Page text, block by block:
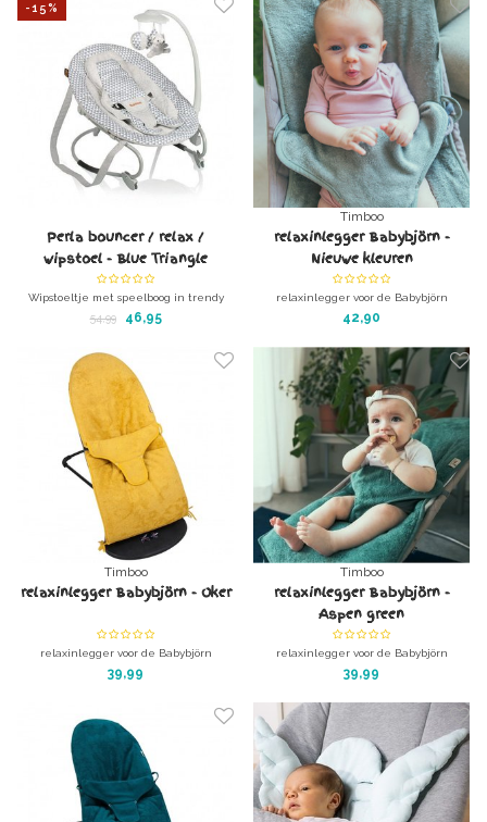
Mint
-15%
Perla bouncer / relax /
wipstoel - Blue Triangle
Wipstoeltje met speelboog in trendy
kleuren.
54,99 46,95
Timboo
relaxinlegger Babybjörn -
Nieuwe kleuren
relaxinlegger voor de Babybjörn
wipstoel, gemaakt van de geweldige
Kleur: Diverse kleuren
42,90
Timboo
relaxinlegger Babybjörn - Oker
relaxinlegger voor de Babybjörn
wipstoel, gemaakt van de geweldige
39,99
Timboo
relaxinlegger Babybjörn -
Aspen green
relaxinlegger voor de Babybjörn
wipstoel, gemaakt van de geweldige
Kleur: Aspen green
39,99